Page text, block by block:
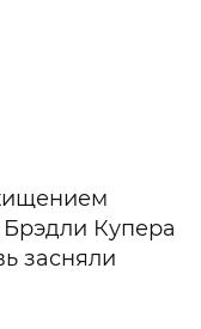
Купера
засняли